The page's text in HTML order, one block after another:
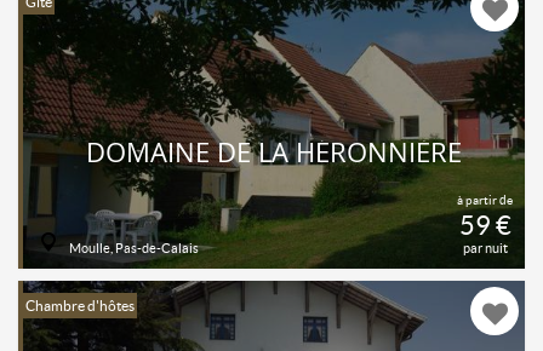
à partir de
59 €
par nuit
DOMAINE DE LA HÉRONNIÈRE
Moulle, Pas-de-Calais
Chambre d'hôtes